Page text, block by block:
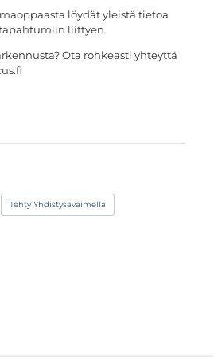
löydät yleistä tietoa
liittyen.
Ota rohkeasti yhteyttä
Tehty Yhdistysavaimella